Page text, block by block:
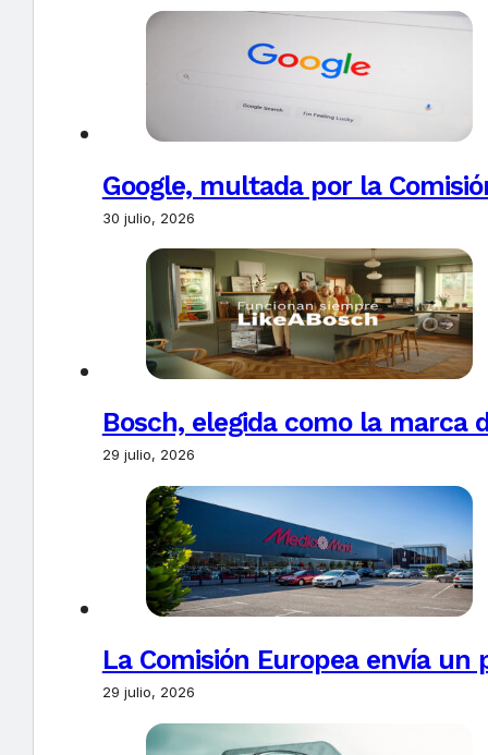
Google, multada por la
30 julio, 2026
Bosch, elegida como la marca
29 julio, 2026
La Comisión Europea envía un
29 julio, 2026